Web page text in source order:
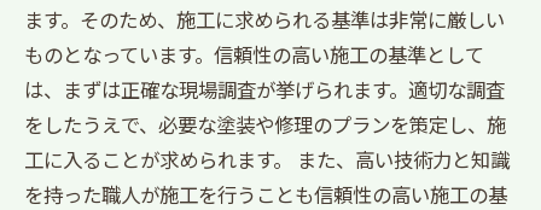
ます。そのため、施工に求められる基準は非常に厳しい
ものとなっています。信頼性の高い施工の基準として
は、まずは正確な現場調査が挙げられます。適切な調査
をしたうえで、必要な塗装や修理のプランを策定し、施
工に入ることが求められます。 また、高い技術力と知識
を持った職人が施工を行うことも信頼性の高い施工の基